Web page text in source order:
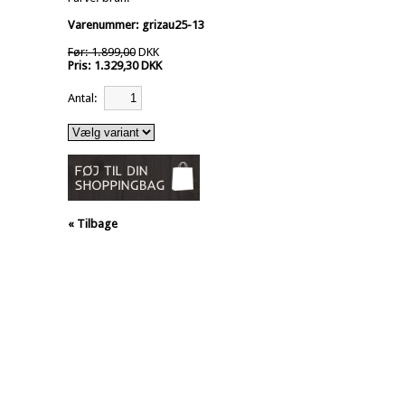
Varenummer: grizau25-13
Før: 1.899,00DKK
Pris: 1.329,30 DKK
Antal:
« Tilbage